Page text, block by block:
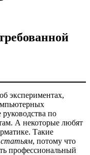
экспериментах,
по
А некоторые любят
Такие
статьям, потому что
профессиональный